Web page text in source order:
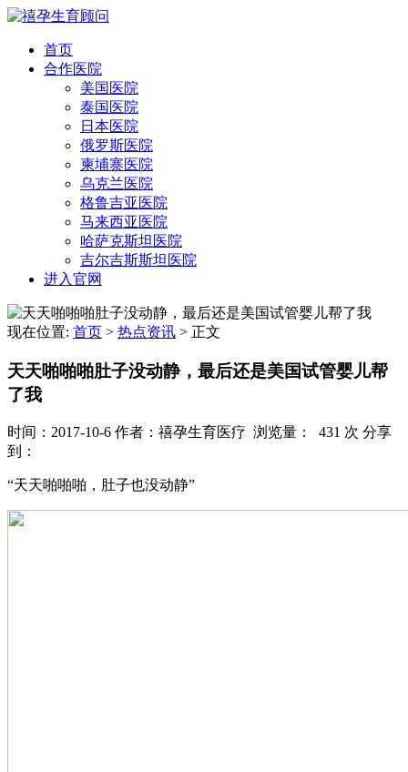
首页
合作医院
美国医院
泰国医院
日本医院
俄罗斯医院
柬埔寨医院
乌克兰医院
格鲁吉亚医院
马来西亚医院
哈萨克斯坦医院
吉尔吉斯斯坦医院
进入官网
现在位置: 首页 > 热点资讯 > 正文
天天啪啪啪肚子没动静，最后还是美国试管婴儿帮
了我
时间：2017-10-6 作者：禧孕生育医疗 浏览量： 431 次 分享
到：
“天天啪啪啪，肚子也没动静”